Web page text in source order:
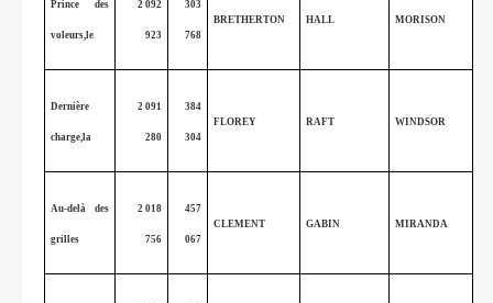
Prince des
voleurs,le
2 092
923
303
768
BRETHERTON HALL MORISON
Dernière
charge,la
2 091
280
384
304
FLOREY RAFT WINDSOR
Au-delà des
grilles
2 018
756
457
067
CLEMENT GABIN MIRANDA